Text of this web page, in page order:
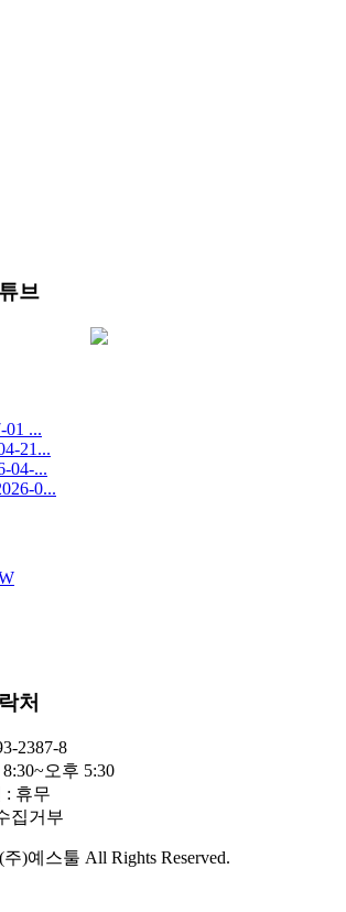
브
01 ...
21...
04-...
0...
처
2387-8
오후 5:30
: 휴무
집거부
)예스툴 All Rights Reserved.